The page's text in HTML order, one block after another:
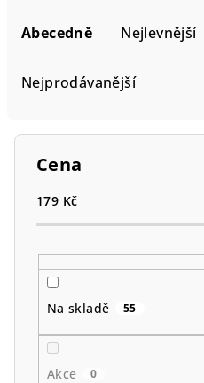
Abecedně Nejlevnější
Nejprodávanější
Cena
179 Kč
Na skladě 55
Akce 0